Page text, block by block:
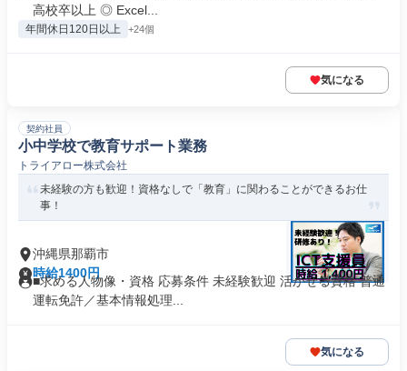
高校卒以上 ◎ Excel...
年間休日120日以上 +24個
気になる
契約社員
小中学校で教育サポート業務
トライアロー株式会社
未経験の方も歓迎！資格なしで「教育」に関わることができるお仕
事！
沖縄県那覇市
時給1400円
■求める人物像・資格 応募条件 未経験歓迎 活かせる資格 普通
運転免許／基本情報処理...
気になる